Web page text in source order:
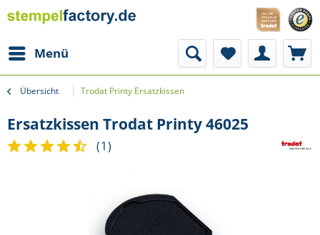
Menü
Übersicht Trodat Printy Ersatzkissen
Ersatzkissen Trodat Printy 46025
(1)